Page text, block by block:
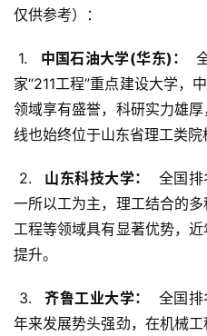
仅供参考）：
1.
  中国石油大学(华东)：
家“211工程”重点建设大学，
领域享有盛誉，科研实力雄
线也始终位于山东省理工类院
2.
  山东科技大学：
全国
一所以工为主，理工结合的
工程等领域具有显著优势，
提升。
3.
  齐鲁工业大学：
全国
年来发展势头强劲，在机械